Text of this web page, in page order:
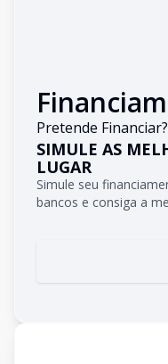
Pretende Financiar?
SIMULE AS
LUGAR
Simule seu
bancos e consiga a